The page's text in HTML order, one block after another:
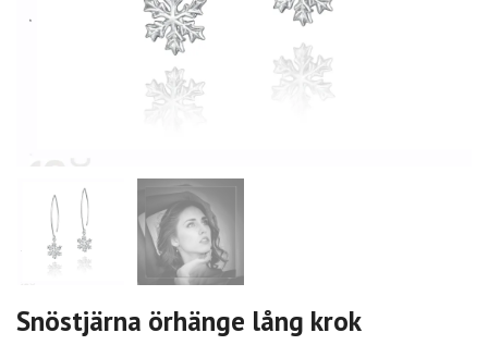
Snöstjärna örhänge lång krok